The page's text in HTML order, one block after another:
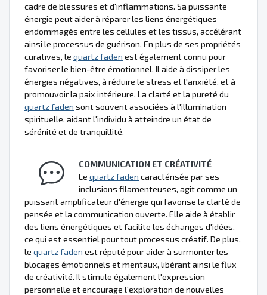
cadre de blessures et d'inflammations. Sa puissante
énergie peut aider à réparer les liens énergétiques
endommagés entre les cellules et les tissus, accélérant
ainsi le processus de guérison. En plus de ses propriétés
curatives, le quartz faden est également connu pour
favoriser le bien-être émotionnel. Il aide à dissiper les
énergies négatives, à réduire le stress et l'anxiété, et à
promouvoir la paix intérieure. La clarté et la pureté du
quartz faden sont souvent associées à l'illumination
spirituelle, aidant l'individu à atteindre un état de
sérénité et de tranquillité.
COMMUNICATION ET CRÉATIVITÉ
Le quartz faden caractérisée par ses
inclusions filamenteuses, agit comme un
puissant amplificateur d'énergie qui favorise la clarté de
pensée et la communication ouverte. Elle aide à établir
des liens énergétiques et facilite les échanges d'idées,
ce qui est essentiel pour tout processus créatif. De plus,
le quartz faden est réputé pour aider à surmonter les
blocages émotionnels et mentaux, libérant ainsi le flux
de créativité. Il stimule également l'expression
personnelle et encourage l'exploration de nouvelles